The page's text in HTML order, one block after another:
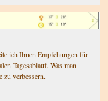
ich Ihnen Empfehungen für
Tagesablauf. Was man
zu verbessern.